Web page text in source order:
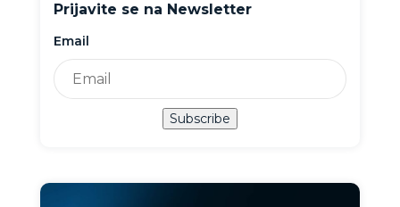
Prijavite se na Newsletter
Email
Subscribe